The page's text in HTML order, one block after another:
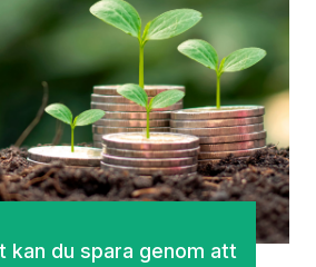
kan du spara genom att